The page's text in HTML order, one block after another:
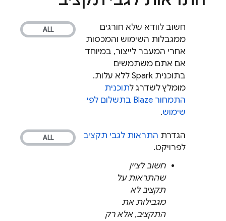
חשוב לוודא שלא חורגים
ממגבלות השימוש והמכסות
אחרי המעבר לייצור, במיוחד
אם אתם משתמשים
בתוכנית Spark ללא עלות.
מומלץ לשדרג לתוכנית
התמחור Blaze בתשלום לפי
שימוש.
הגדרת התראות לגבי תקציב
לפרויקט.
חשוב לציין
שהתראות על
תקציבלא
מגבילות את
התקציב, אלא רק